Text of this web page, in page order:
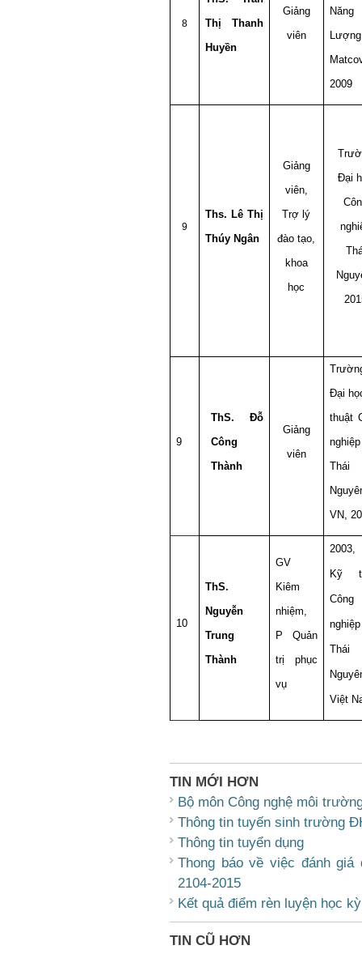
8
Thị Thanh
Huyền
Giảng
viên
Năng
Lượng
2009
9
Ths. Lê Thị
Thúy Ngân
Giảng
viên,
Trợ lý
đào tạo,
khoa
học
Đại
9
ThS. Đỗ
Công
Thành
Giảng
viên
Đại
thuật
nghiệp
Thái
VN,
10
ThS.
Nguyễn
Trung
Thành
GV
Kiêm
nhiệm,
P Quản
trị phục
vụ
Kỹ
Công
nghiệp
Thái
Việt
TIN MỚI HƠN
Bộ môn Công nghệ môi
Thông tin tuyến sinh trường
Thông tin tuyển dụng
Thong báo về việc đánh
2104-2015
Kết quả điểm rèn luyện học
TIN CŨ HƠN